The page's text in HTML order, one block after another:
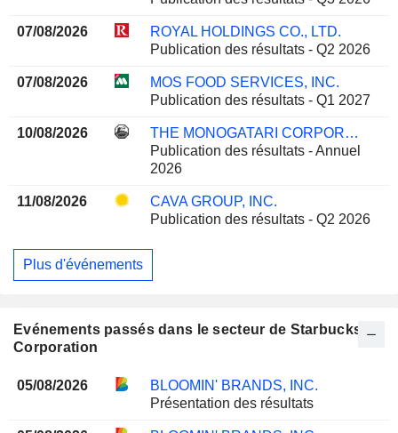
07/08/2026
ROYAL HOLDINGS CO., LTD.
Publication des résultats - Q2 2026
07/08/2026
MOS FOOD SERVICES, INC.
Publication des résultats - Q1 2027
10/08/2026
THE MONOGATARI CORPORATION
Publication des résultats - Annuel
2026
11/08/2026
CAVA GROUP, INC.
Publication des résultats - Q2 2026
Plus d'événements
Evénements passés dans le secteur de Starbucks
Corporation
05/08/2026
BLOOMIN' BRANDS, INC.
Présentation des résultats